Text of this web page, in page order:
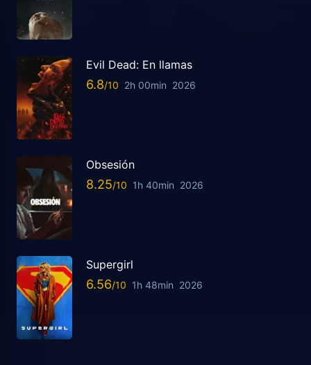
Evil Dead: En llamas
6.8 2h 00min 2026
Obsesión
8.25 1h 40min 2026
Supergirl
6.56 1h 48min 2026